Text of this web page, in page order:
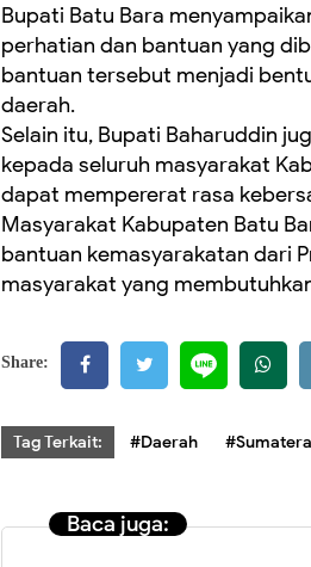
Bupati Batu Bara
perhatian dan bantuan yang
bantuan tersebut menjadi
daerah.
Selain itu, Bupati Baharuddin
kepada seluruh masyarakat
dapat mempererat rasa
Masyarakat Kabupaten Batu
bantuan kemasyarakatan dari
masyarakat yang
Share:
Tag Terkait: #Daerah #Sumatera
Baca juga: